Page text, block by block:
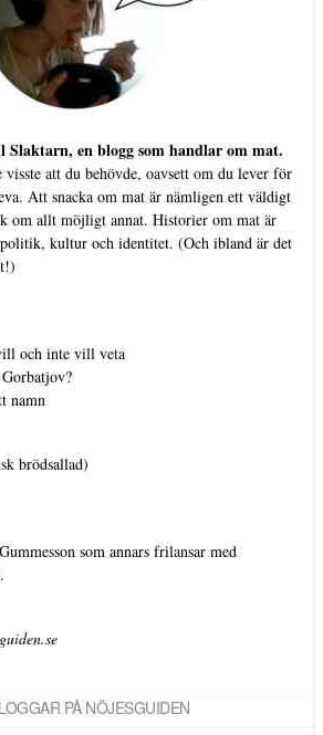
Slaktarn, en blogg som handlar om mat.
att du behövde, oavsett om du lever för
Att snacka om mat är nämligen ett väldigt
om allt möjligt annat. Historier om mat är
kultur och identitet. (Och ibland är det
och inte vill veta
namn
brödsallad)
som annars frilansar med
PÅ NÖJESGUIDEN